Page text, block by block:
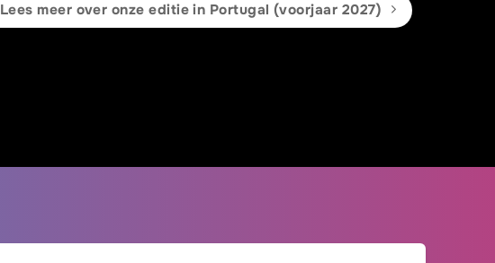
Lees meer over onze editie in Portugal (voorjaar 2027)